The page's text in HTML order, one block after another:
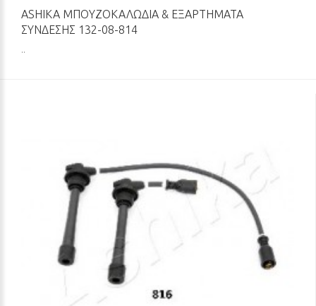
ASHIKA ΜΠΟΥΖΟΚΑΛΏΔΙΑ & ΕΞΑΡΤΉΜΑΤΑ
ΣΎΝΔΕΣΗΣ 132-08-814
..